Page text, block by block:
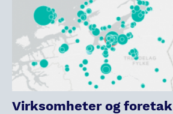
Virksomheter og foretak